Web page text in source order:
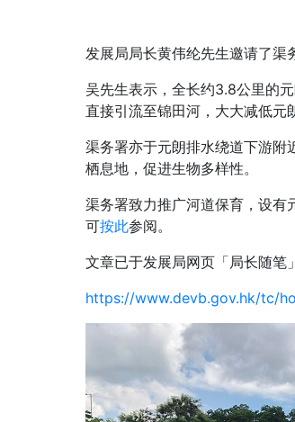
发展局局长黄伟纶先生邀请了渠
吴先生表示，全长约3.8公里的
直接引流至锦田河，大大减低元
渠务署亦于元朗排水绕道下游附
栖息地，促进生物多样性。
渠务署致力推广河道保育，设有
可按此参阅。
文章已于发展局网页「局长随笔
https://www.devb.gov.hk/tc/